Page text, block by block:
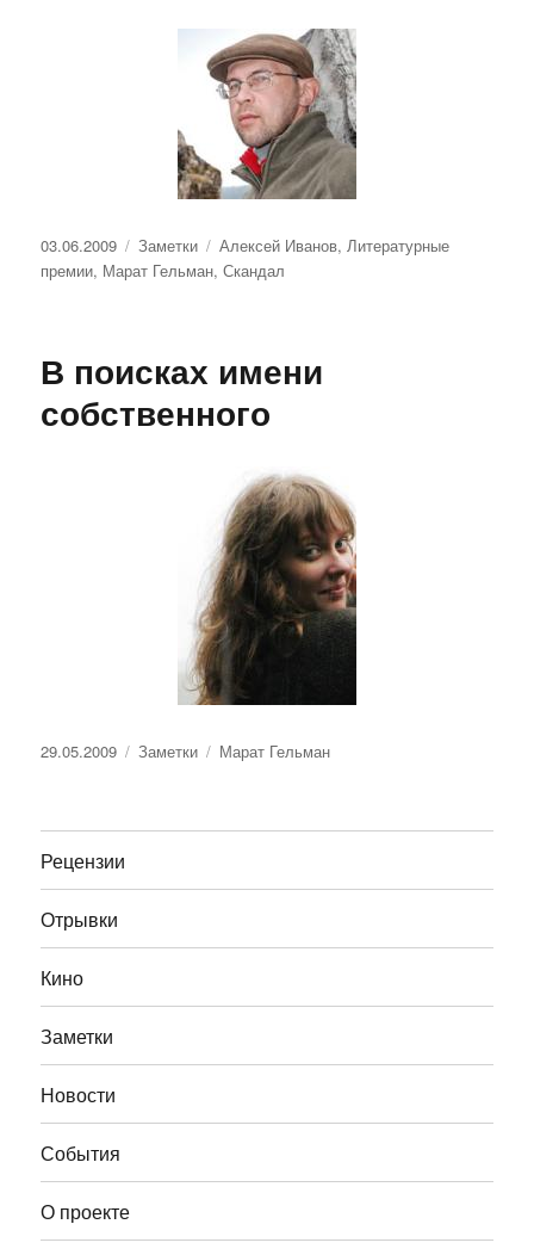
Опубликовано
03.06.2009 Рубрики
Заметки Метки
Алексей Иванов,Литературные
премии, Марат Гельман,Скандал
В поисках имени
собственного
Опубликовано
29.05.2009 Рубрики
Заметки Метки
Марат Гельман
Рецензии
Отрывки
Кино
Заметки
Новости
События
О проекте